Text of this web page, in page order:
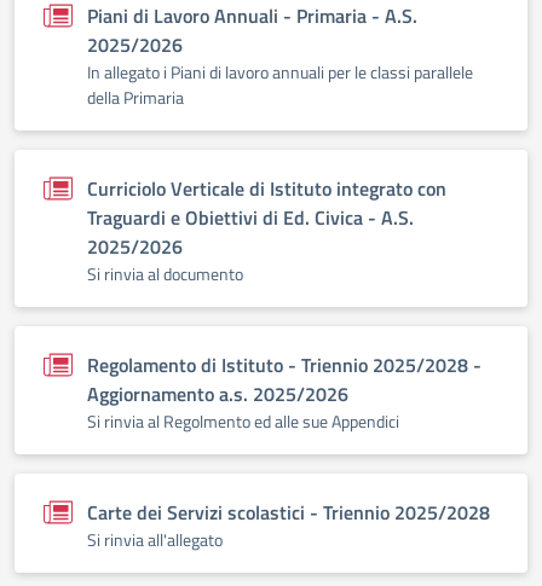
Piani di Lavoro Annuali - Primaria - A.S.
2025/2026
In allegato i Piani di lavoro annuali per le classi parallele
della Primaria
Curriciolo Verticale di Istituto integrato con
Traguardi e Obiettivi di Ed. Civica - A.S.
2025/2026
Si rinvia al documento
Regolamento di Istituto - Triennio 2025/2028 -
Aggiornamento a.s. 2025/2026
Si rinvia al Regolmento ed alle sue Appendici
Carte dei Servizi scolastici - Triennio 2025/2028
Si rinvia all'allegato